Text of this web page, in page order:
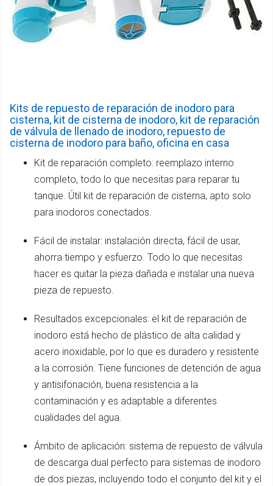
Kits de repuesto de reparación de inodoro para
cisterna, kit de cisterna de inodoro, kit de reparación
de válvula de llenado de inodoro, repuesto de
cisterna de inodoro para baño, oficina en casa
Kit de reparación completo: reemplazo interno
completo, todo lo que necesitas para reparar tu
tanque. Útil kit de reparación de cisterna, apto solo
para inodoros conectados.
Fácil de instalar: instalación directa, fácil de usar,
ahorra tiempo y esfuerzo. Todo lo que necesitas
hacer es quitar la pieza dañada e instalar una nueva
pieza de repuesto.
Resultados excepcionales: el kit de reparación de
inodoro está hecho de plástico de alta calidad y
acero inoxidable, por lo que es duradero y resistente
a la corrosión. Tiene funciones de detención de agua
y antisifonación, buena resistencia a la
contaminación y es adaptable a diferentes
cualidades del agua.
Ámbito de aplicación: sistema de repuesto de válvula
de descarga dual perfecto para sistemas de inodoro
de dos piezas, incluyendo todo el conjunto del kit y el